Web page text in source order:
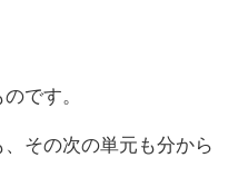
です。
その次の単元も分から